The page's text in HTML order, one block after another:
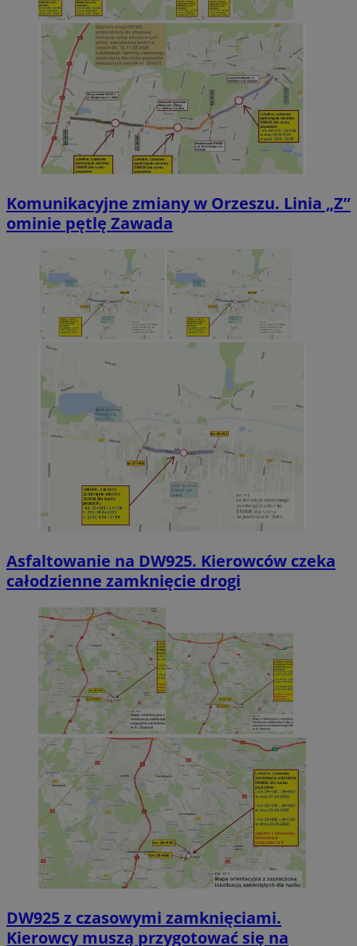
Komunikacyjne zmiany w Orzeszu. Linia „Z”
ominie pętlę Zawada
Asfaltowanie na DW925. Kierowców czeka
całodzienne zamknięcie drogi
DW925 z czasowymi zamknięciami.
Kierowcy muszą przygotować się na